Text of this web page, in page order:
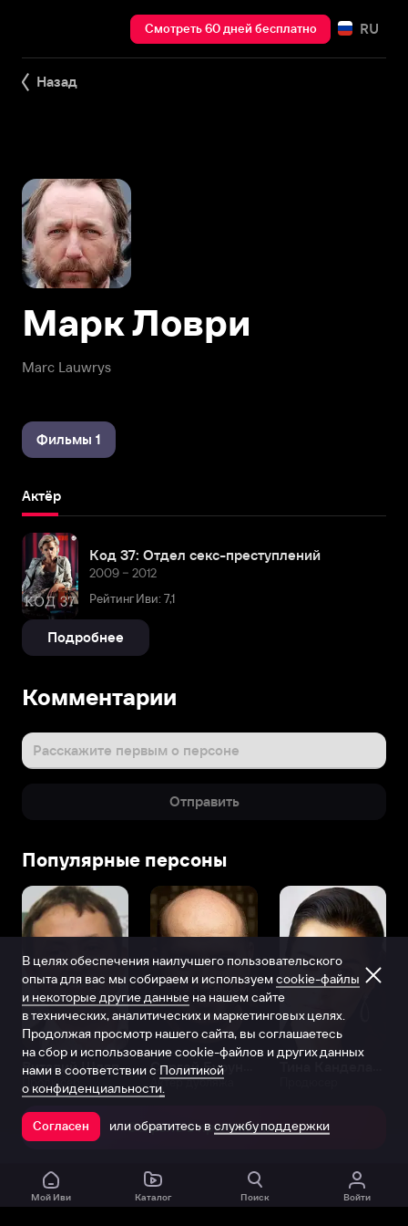
Смотреть 60 дней бесплатно RU
Назад
Marc Lauwrys
Марк Ловри
Фильмы 1
Актёр
Код 37: Отдел секс-преступлений
2009 – 2012
Рейтинг Иви: 7,1
Подробнее
Комментарии
Расскажите первым о персоне
Отправить
Популярные персоны
Виталий Шляппо
Продюсер Актёр дубляжа
Открыть в приложении
Мой Иви Каталог Поиск Войти
В целях обеспечения наилучшего пользовательского
опыта для вас мы собираем и используем cookie-файлы
и некоторые другие данные на нашем сайте
в технических, аналитических и маркетинговых целях.
Продолжая просмотр нашего сайта, вы соглашаетесь
на сбор и использование cookie-файлов и других данных
нами в соответствии с Политикой
о конфиденциальности.
Согласен или обратитесь в службу поддержки